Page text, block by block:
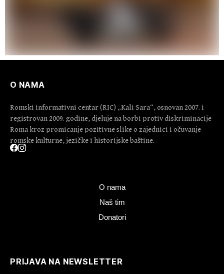
O NAMA
Romski informativni centar (RIC) „Kali Sara“, osnovan 2007. i
registrovan 2009. godine, djeluje na borbi protiv diskriminacije
Roma kroz promicanje pozitivne slike o zajednici i očuvanje
romske kulturne, jezičke i historijske baštine.
O nama
Naš tim
Donatori
PRIJAVA NA NEWSLETTER